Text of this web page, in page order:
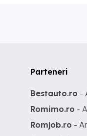
Parteneri
Bestauto.ro -
Romimo.ro -
Romjob.ro -